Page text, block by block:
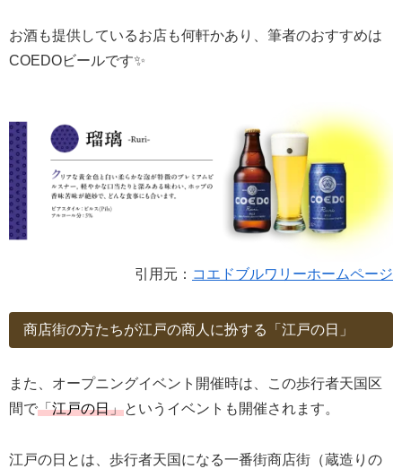
お酒も提供しているお店も何軒かあり、筆者のおすすめは
COEDOビールです✨
引用元： コエドブルワリーホームページ
商店街の方たちが江戸の商人に扮する「江戸の日」
また、オープニングイベント開催時は、この歩行者天国区
間で「江戸の日」というイベントも開催されます。
江戸の日とは、歩行者天国になる一番街商店街（蔵造りの